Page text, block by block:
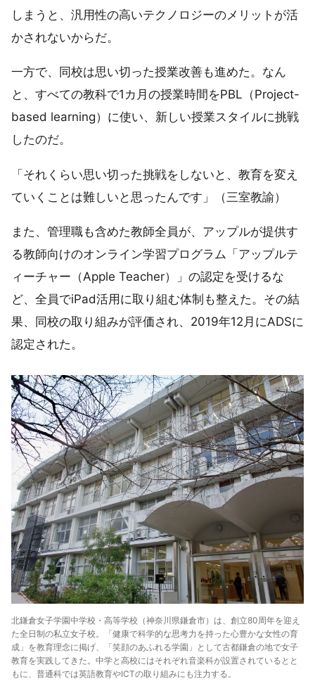
しまうと、汎用性の高いテクノロジーのメリットが活
かされないからだ。
一方で、同校は思い切った授業改善も進めた。なん
と、すべての教科で1カ月の授業時間をPBL（Project-
based learning）に使い、新しい授業スタイルに挑戦
したのだ。
「それくらい思い切った挑戦をしないと、教育を変え
ていくことは難しいと思ったんです」（三室教諭）
また、管理職も含めた教師全員が、アップルが提供す
る教師向けのオンライン学習プログラム「アップルテ
ィーチャー（Apple Teacher）」の認定を受けるな
ど、全員でiPad活用に取り組む体制も整えた。その結
果、同校の取り組みが評価され、2019年12月にADSに
認定された。
北鎌倉女子学園中学校・高等学校（神奈川県鎌倉市）は、創立80周年を迎え
た全日制の私立女子校。「健康で科学的な思考力を持った心豊かな女性の育
成」を教育理念に掲げ、「笑顔のあふれる学園」として古都鎌倉の地で女子
教育を実践してきた。中学と高校にはそれぞれ音楽科が設置されているとと
もに、普通科では英語教育やICTの取り組みにも注力する。